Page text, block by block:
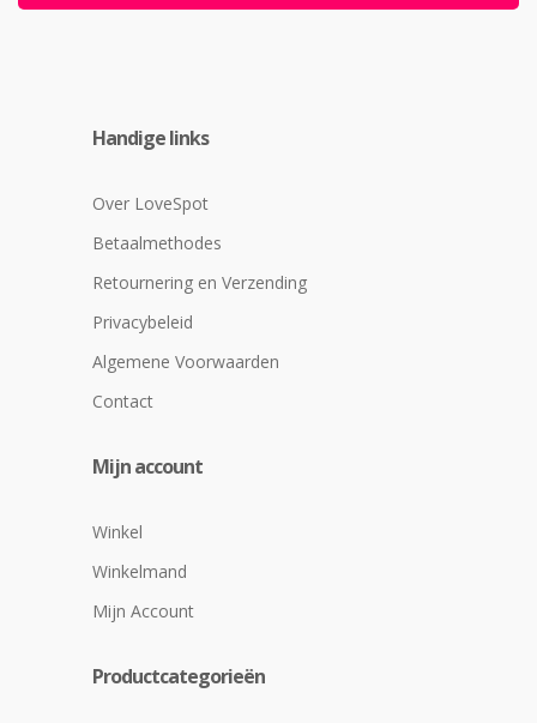
Handige links
Over LoveSpot
Betaalmethodes
Retournering en Verzending
Privacybeleid
Algemene Voorwaarden
Contact
Mijn account
Winkel
Winkelmand
Mijn Account
Productcategorieën